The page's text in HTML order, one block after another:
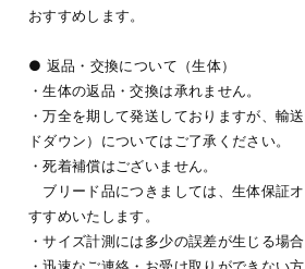
おすすめします。
● 返品・交換について（生体）
・生体の返品・交換は承れません。
・万全を期して発送しておりますが、輸
ドダウン）についてはご了承ください。
・死着補償はございません。
ブリード品につきましては、生体保証
すすめいたします。
・サイズ計測には多少の誤差が生じる場合